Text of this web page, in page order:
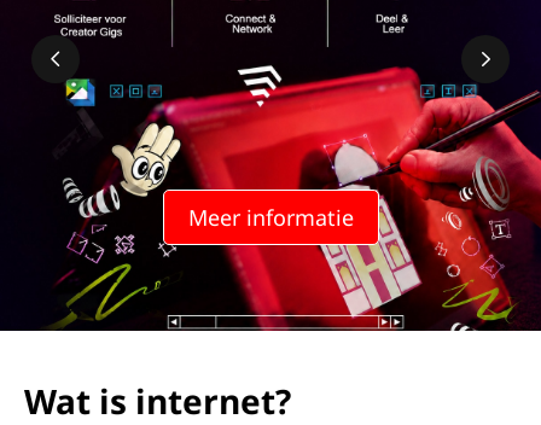
Meer informatie
Wat is internet?